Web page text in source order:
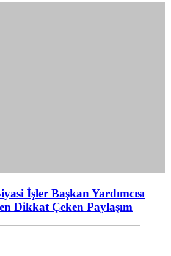
İşler Başkan Yardımcısı
Dikkat Çeken Paylaşım